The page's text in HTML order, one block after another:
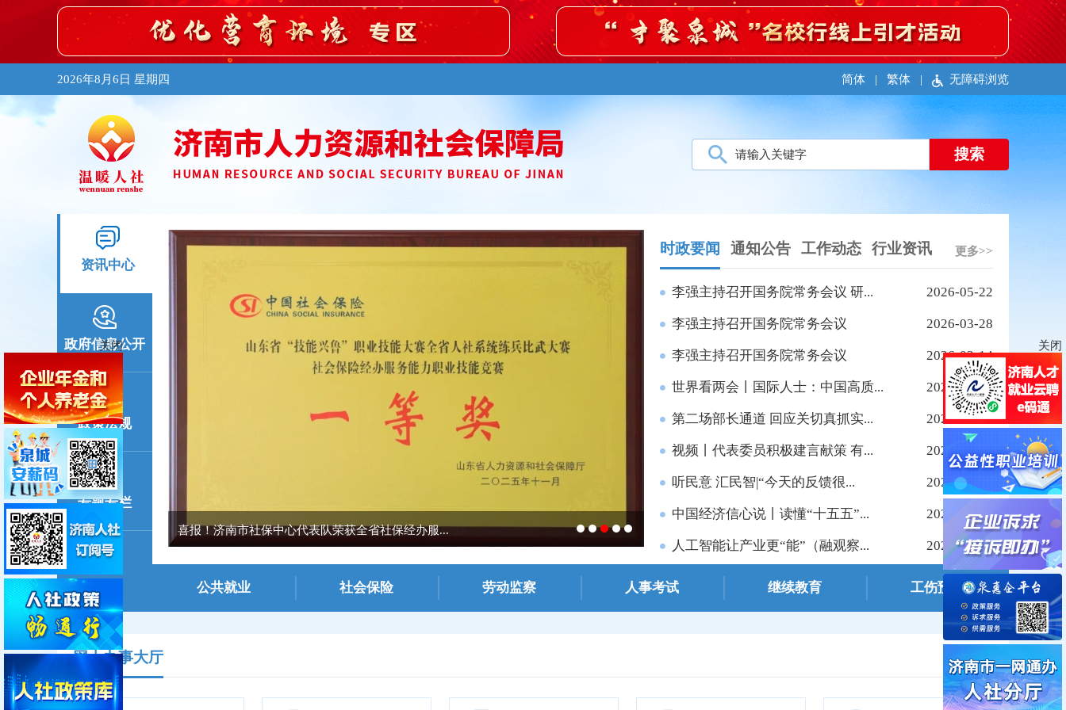
2026年8月6日 星期四 简体 | 繁体 | 无障碍浏览
资讯中心
政府信息公开
政策法规
专题专栏
喜报！济南市社保中心代表队荣获全省社保经办服...
时政要闻 通知公告 工作动态 行业资讯 更多>>
李强主持召开国务院常务会议 研... 2026-05-22
李强主持召开国务院常务会议 2026-03-28
李强主持召开国务院常务会议 2026-03-14
世界看两会丨国际人士：中国高质... 2026-03-10
第二场部长通道 回应关切真抓实... 2026-03-10
视频丨代表委员积极建言献策 有... 2026-03-10
听民意 汇民智|“今天的反馈很... 2026-03-09
中国经济信心说丨读懂“十五五”... 2026-03-09
人工智能让产业更“能”（融观察... 2026-03-09
公共就业 社会保险 劳动监察 人事考试 继续教育 工伤预防
网上办事大厅
关闭
关闭